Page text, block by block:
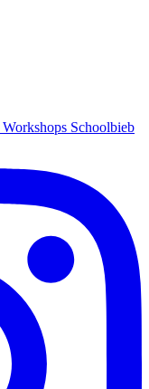
Workshops Schoolbieb